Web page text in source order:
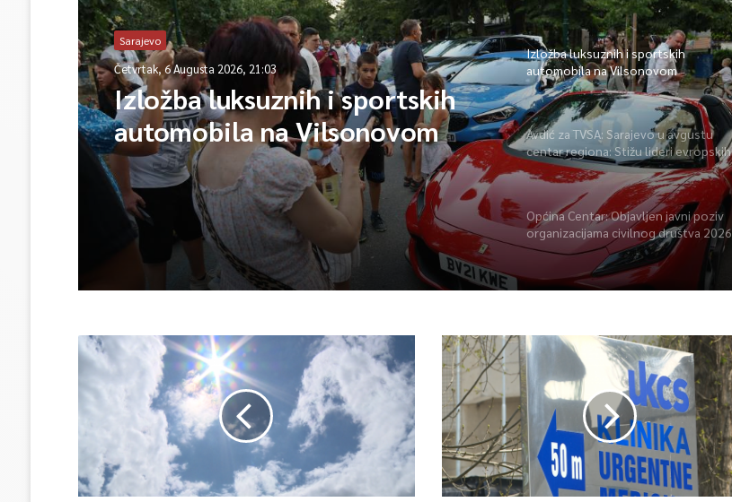
Sarajevo
Četvrtak, 6 Augusta 2026, 21:03
Izložba luksuznih i sportskih
automobila na Vilsonovom
Izložba luksuznih i sportskih
automobila na Vilsonovom
Avdić za TVSA: Sarajevo u avgustu
centar regiona: Stižu lideri evropskih
gradova
Općina Centar: Objavljen javni poziv
organizacijama civilnog društva 2026